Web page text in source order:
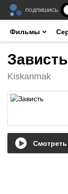
ПОДПИШИСЬ
Фильмы
Kiskanmak